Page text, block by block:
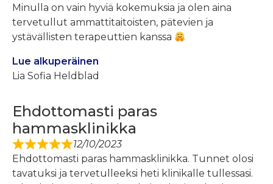
Minulla on vain hyviä kokemuksia ja olen aina
tervetullut ammattitaitoisten, pätevien ja
ystävällisten terapeuttien kanssa
Lue alkuperäinen
Lia Sofia Heldblad
Ehdottomasti paras
hammasklinikka
12/10/2023
Ehdottomasti paras hammasklinikka. Tunnet olosi
tavatuksi ja tervetulleeksi heti klinikalle tullessasi.